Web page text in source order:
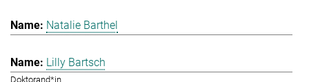
Natalie Barthel
Lilly Bartsch
Doktorand*in